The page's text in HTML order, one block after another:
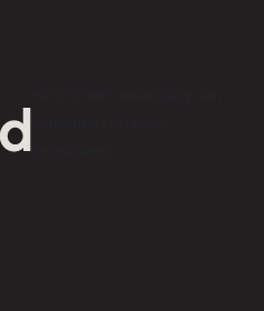
liefhebbers.